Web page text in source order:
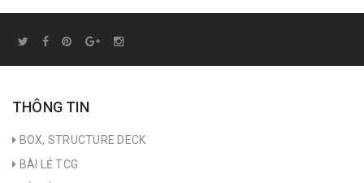
THÔNG TIN
BOX, STRUCTURE DECK
BÀI LẺ TCG